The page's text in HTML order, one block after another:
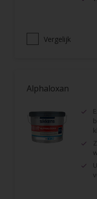
Vergelijk
Alphaloxan